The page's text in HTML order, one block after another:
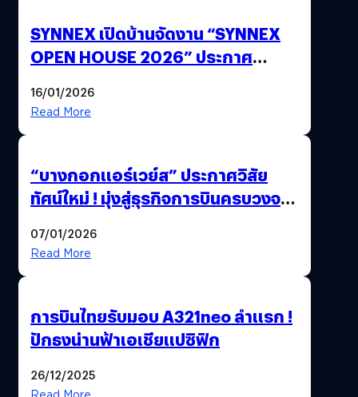
SYNNEX เปิดบ้านจัดงาน “SYNNEX
OPEN HOUSE 2026” ประกาศ
ได้ 53,000 ล้านบาท
16/01/2026
Read More
“บางกอกแอร์เวย์ส” ประกาศวิสัย
ทัศน์ใหม่ ! มุ่งสู่ธุรกิจการบินครบวงจร
สังคม
07/01/2026
Read More
การบินไทยรับมอบ A321neo ลำแรก !
ปักธงน่านฟ้าเอเชียแปซิฟิก
26/12/2025
Read More